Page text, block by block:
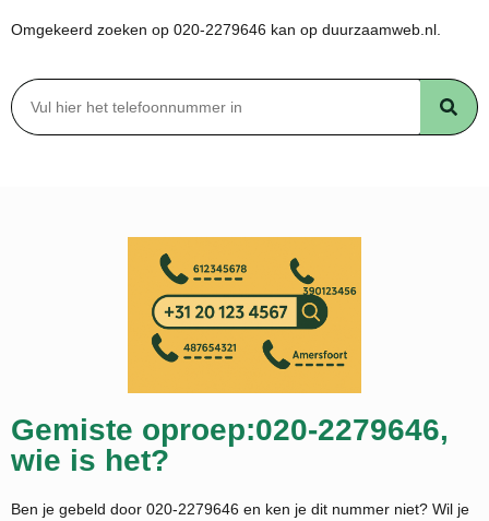
Omgekeerd zoeken op 020-2279646 kan op duurzaamweb.nl.
Gemiste oproep:020-2279646,
wie is het?
Ben je gebeld door 020-2279646 en ken je dit nummer niet? Wil je